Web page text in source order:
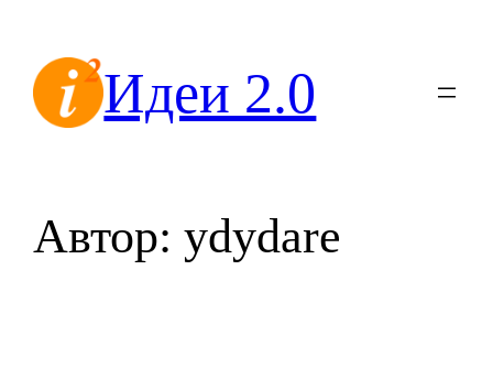
содержимомуИдеи 2.0
Автор:ydydare